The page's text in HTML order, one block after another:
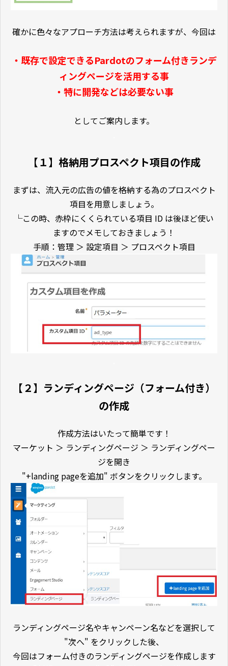
確かに色々なアプローチ方法は考えられますが、今回は
・既存で設定できるPardotのフォーム付きランデ
ィングページを活用する事
・特に開発などは必要ない事
としてご案内します。
【１】格納用プロスペクト項目の作成
まずは、流入元の広告の値を格納する為のプロスペクト
項目を用意しましょう。
└この時、赤枠にくくられている項目 ID は後ほど使い
ますのでメモしておきましょう！
手順：管理 ＞ 設定項目 ＞ プロスペクト項目
【２】ランディングページ（フォーム付き）
の作成
作成方法はいたって簡単です！
マーケット ＞ ランディングページ ＞ ランディングペー
ジを開き
"+landing pageを追加" ボタンをクリックします。
ランディングページ名やキャンペーン名などを選択して
"次へ" をクリックした後、
今回はフォーム付きのランディングページを作成します